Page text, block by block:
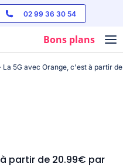
02 99 36 30 54
Bons plans
La 5G avec Orange, c'est à partir
partir de 20.99€ par